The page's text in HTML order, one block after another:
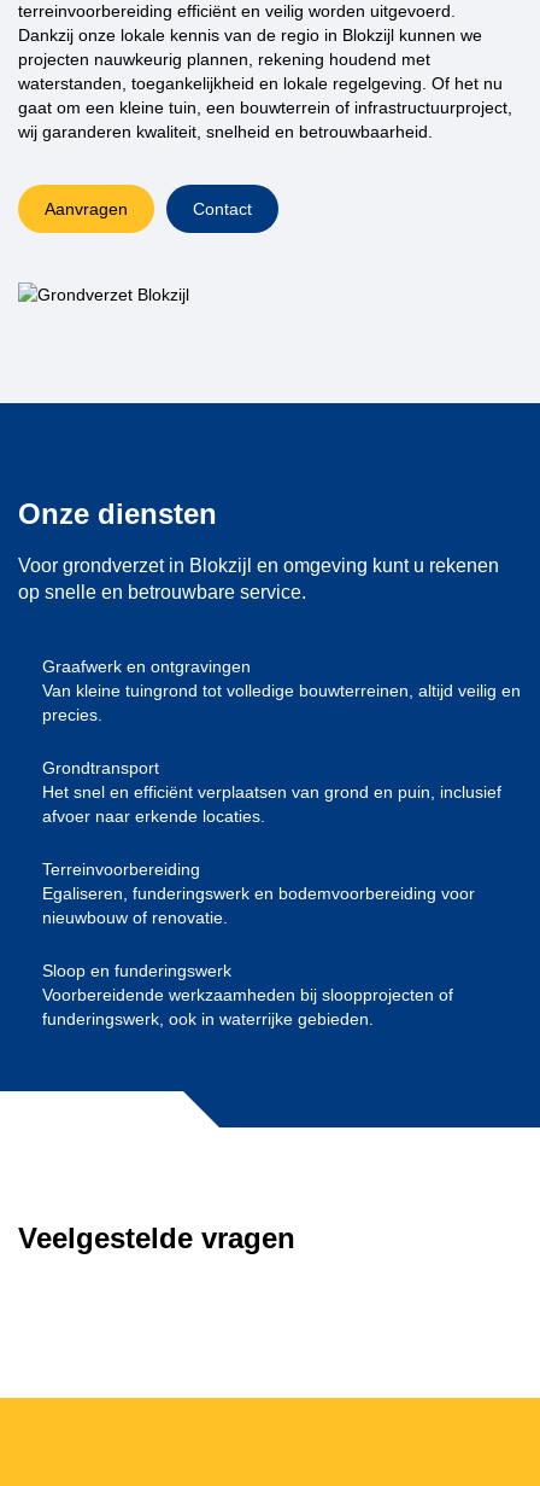
terreinvoorbereiding efficiënt en veilig worden uitgevoerd.
Dankzij onze lokale kennis van de regio in Blokzijl kunnen we
projecten nauwkeurig plannen, rekening houdend met
waterstanden, toegankelijkheid en lokale regelgeving. Of het nu
gaat om een kleine tuin, een bouwterrein of infrastructuurproject,
wij garanderen kwaliteit, snelheid en betrouwbaarheid.
Aanvragen Contact
Onze diensten
Voor grondverzet in Blokzijl en omgeving kunt u rekenen
op snelle en betrouwbare service.
Graafwerk en ontgravingen
Van kleine tuingrond tot volledige bouwterreinen, altijd veilig en
precies.
Grondtransport
Het snel en efficiënt verplaatsen van grond en puin, inclusief
afvoer naar erkende locaties.
Terreinvoorbereiding
Egaliseren, funderingswerk en bodemvoorbereiding voor
nieuwbouw of renovatie.
Sloop en funderingswerk
Voorbereidende werkzaamheden bij sloopprojecten of
funderingswerk, ook in waterrijke gebieden.
Veelgestelde vragen